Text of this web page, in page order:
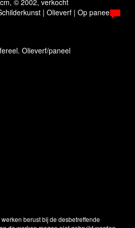
© 2002, verkocht
| Olieverf | Op paneel
Olieverf/paneel
berust bij de desbetreffende